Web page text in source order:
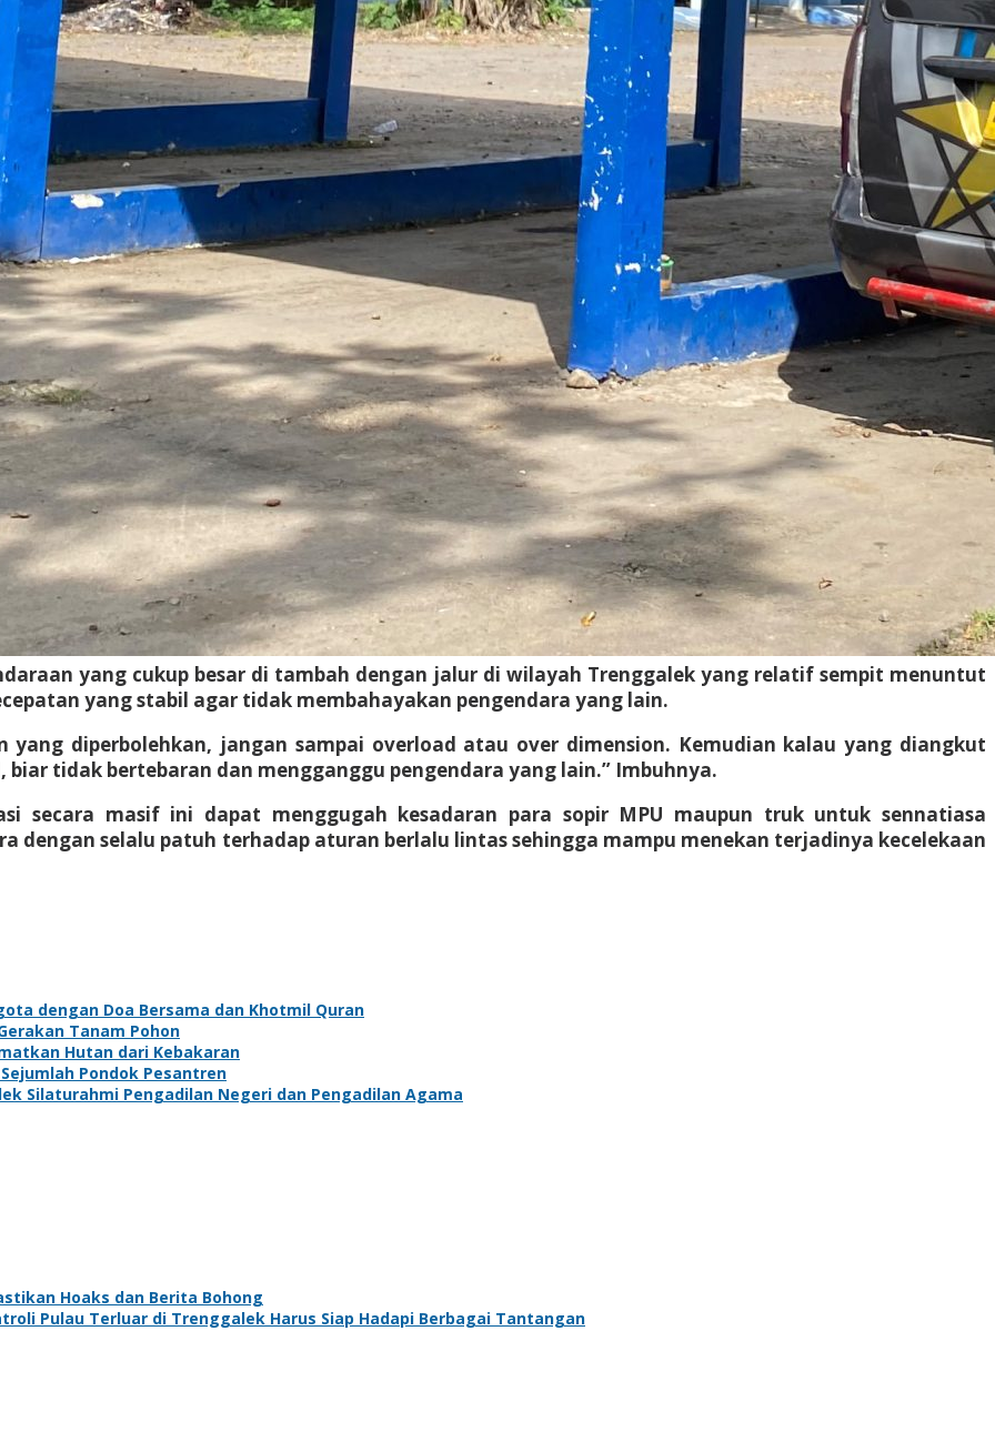
yang cukup besar di tambah dengan jalur di wilayah Trenggalek yang relatif sempit menuntut
yang stabil agar tidak membahayakan pengendara yang lain.
diperbolehkan, jangan sampai overload atau over dimension. Kemudian kalau yang diangkut
tidak bertebaran dan mengganggu pengendara yang lain.” Imbuhnya.
secara masif ini dapat menggugah kesadaran para sopir MPU maupun truk untuk sennatiasa
dengan selalu patuh terhadap aturan berlalu lintas sehingga mampu menekan terjadinya kecelekaan
dengan Doa Bersama dan Khotmil Quran
Tanam Pohon
Hutan dari Kebakaran
Pondok Pesantren
Silaturahmi Pengadilan Negeri dan Pengadilan Agama
Hoaks dan Berita Bohong
Pulau Terluar di Trenggalek Harus Siap Hadapi Berbagai Tantangan